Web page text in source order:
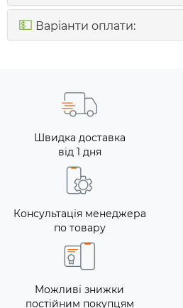
💵 Варіанти оплати:
Швидка доставка
від 1 дня
Консультація менеджера
по товару
Можливі знижки
постійним покупцям